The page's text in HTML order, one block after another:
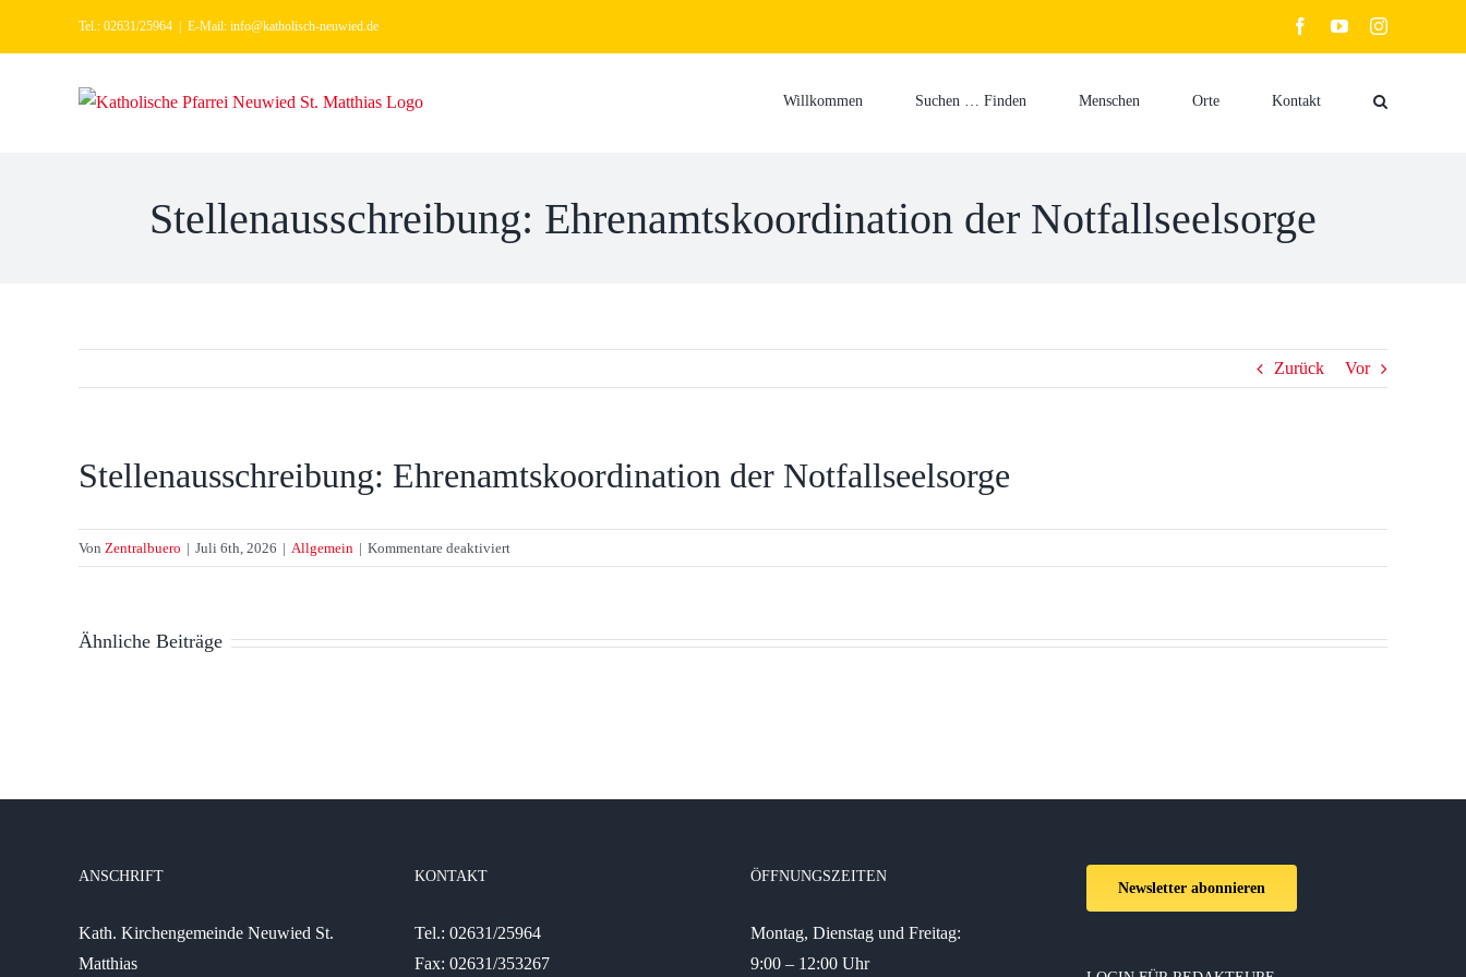
Tel.: 02631/25964 E-Mail: info@katholisch-neuwied.de facebookyoutubeinstagram
Willkommen Suchen … Finden Menschen Orte Kontakt
Stellenausschreibung: Ehrenamtskoordination der Notfallseelsorge
Zurück Vor
Stellenausschreibung: Ehrenamtskoordination der Notfallseelsorge
Von Zentralbuero | Juli 6th, 2026 | Allgemein | Kommentare deaktiviertfür
Stellenausschreibung:
Notfallseelsorge
Ähnliche Beiträge
ANSCHRIFT
Kath. Kirchengemeinde Neuwied St.
Matthias
KONTAKT
Tel.: 02631/25964
Fax: 02631/353267
ÖFFNUNGSZEITEN
Montag, Dienstag und Freitag:
9:00 – 12:00 Uhr
Newsletter abonnieren